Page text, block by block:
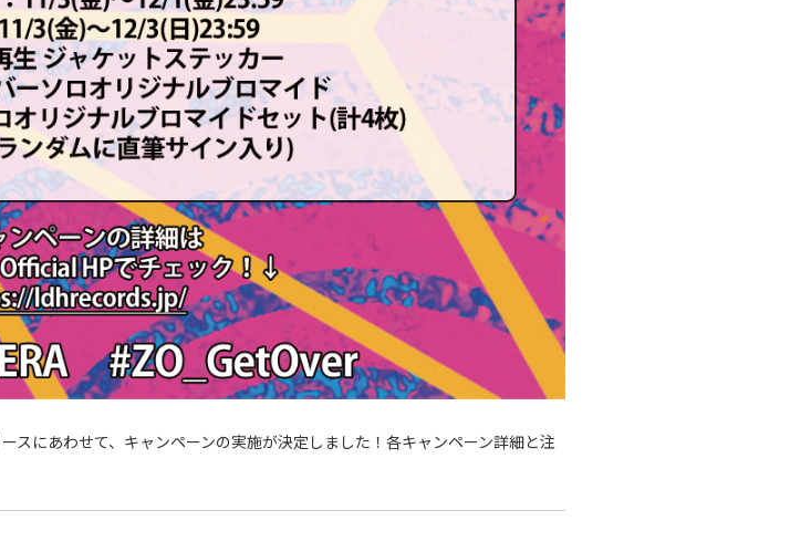
スにあわせて、キャンペーンの実施が決定しました！各キャンペーン詳細と注